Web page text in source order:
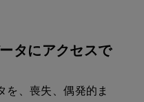
タにアクセスで
を、喪失、偶発的ま